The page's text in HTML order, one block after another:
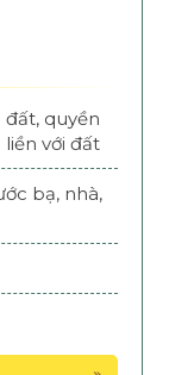
đất, quyền
liền với đất
bạ, nhà,